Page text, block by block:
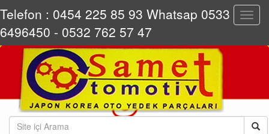
Telefon : 0454 225 85 93 Whatsap 0533
6496450 - 0532 762 57 47